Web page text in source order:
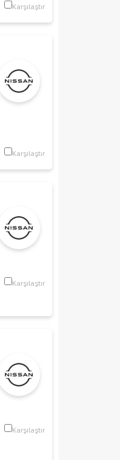
Karşılaştır
Karşılaştır
Karşılaştır
Karşılaştır